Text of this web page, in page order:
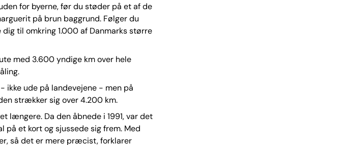
for byerne, før du støder på et af de
på brun baggrund. Følger du
til omkring 1.000 af Danmarks større
med 3.600 yndige km over hele
ikke ude på landevejene - men på
strækker sig over 4.200 km.
længere. Da den åbnede i 1991, var det
på et kort og sjussede sig frem. Med
så det er mere præcist, forklarer